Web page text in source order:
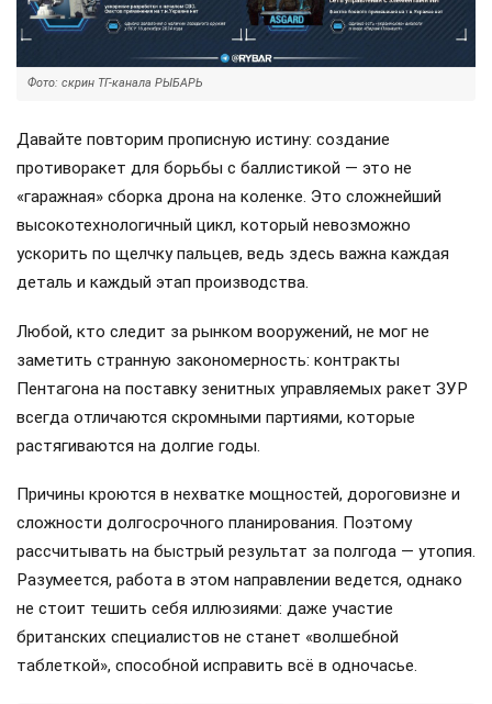
Фото: скрин ТГ-канала РЫБАРЬ
Давайте повторим прописную истину: создание
противоракет для борьбы с баллистикой — это не
«гаражная» сборка дрона на коленке. Это сложнейший
высокотехнологичный цикл, который невозможно
ускорить по щелчку пальцев, ведь здесь важна каждая
деталь и каждый этап производства.
Любой, кто следит за рынком вооружений, не мог не
заметить странную закономерность: контракты
Пентагона на поставку зенитных управляемых ракет ЗУР
всегда отличаются скромными партиями, которые
растягиваются на долгие годы.
Причины кроются в нехватке мощностей, дороговизне и
сложности долгосрочного планирования. Поэтому
рассчитывать на быстрый результат за полгода — утопия.
Разумеется, работа в этом направлении ведется, однако
не стоит тешить себя иллюзиями: даже участие
британских специалистов не станет «волшебной
таблеткой», способной исправить всё в одночасье.